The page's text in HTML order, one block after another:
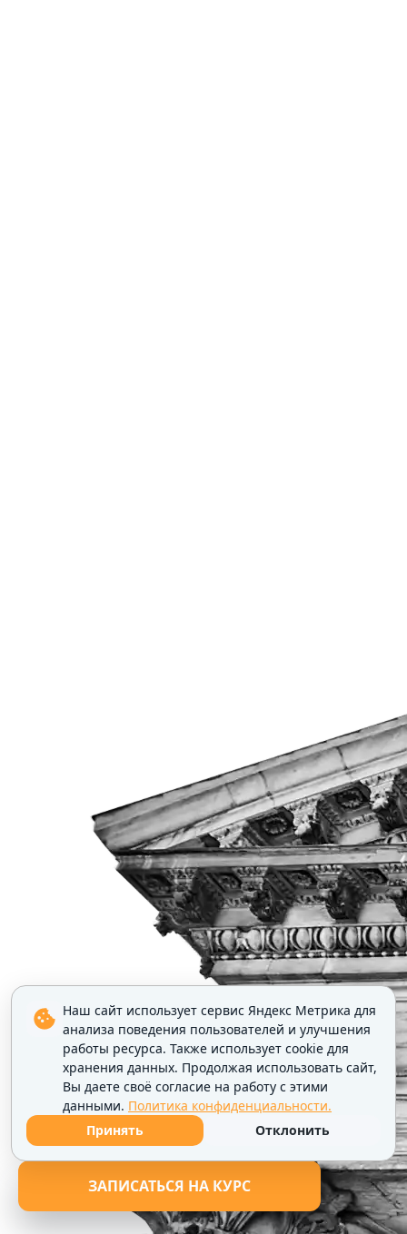
ЗАПИСАТЬСЯ НА КУРС
Наш сайт использует сервис Яндекс Метрика для
анализа поведения пользователей и улучшения
работы ресурса. Также использует cookie для
хранения данных. Продолжая использовать сайт,
Вы даете своё согласие на работу с этими
данными. Политика конфиденциальности.
Принять
Отклонить